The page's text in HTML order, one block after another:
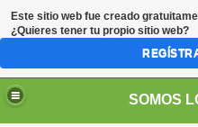
SOMOS
Este sitio web fue creado
¿Quieres tener tu propio sitio web?